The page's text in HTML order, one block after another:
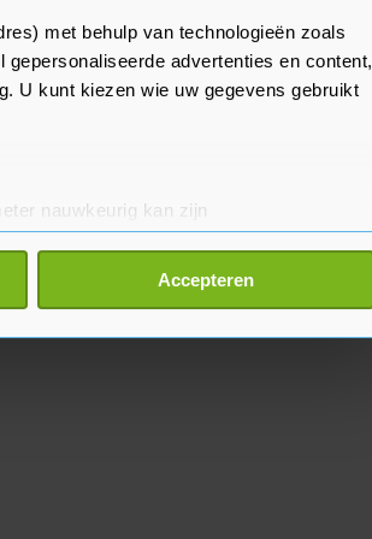
met behulp van technologieën zoals
advertenties en content,
U kunt kiezen wie uw gegevens gebruikt
nauwkeurig kan zijn
(fingerprinting)
in het
detailgedeelte
Accepteren